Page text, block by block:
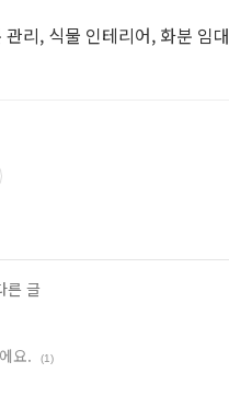
리, 식물 인테리어, 화분 임대
른 글
요. (1)